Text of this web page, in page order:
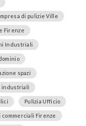
di pulizie Ville
Firenze
Industriali
spazi
industriali
Pulizia Ufficio
commerciali Firenze